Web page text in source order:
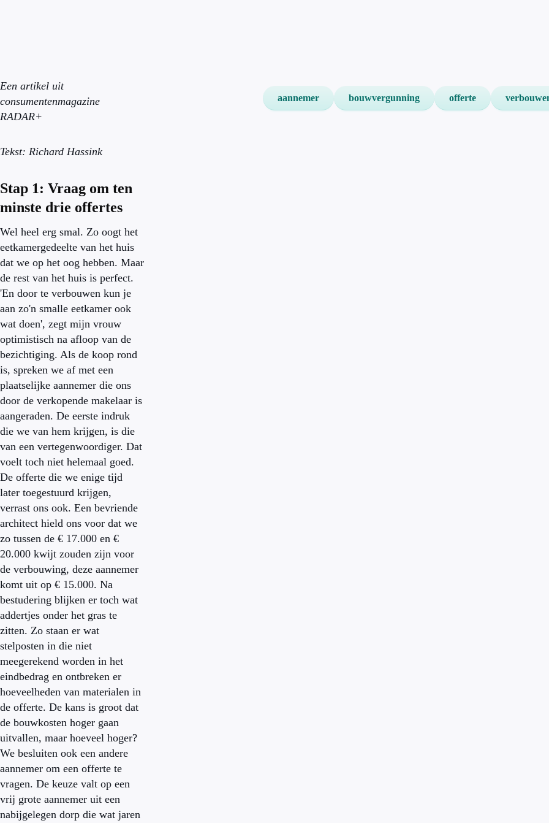
Een artikel uit
consumentenmagazine
RADAR+
Tekst: Richard Hassink
Stap 1: Vraag om ten
minste drie offertes
Wel heel erg smal. Zo oogt het
eetkamergedeelte van het huis
dat we op het oog hebben. Maar
de rest van het huis is perfect.
'En door te verbouwen kun je
aan zo'n smalle eetkamer ook
wat doen', zegt mijn vrouw
optimistisch na afloop van de
bezichtiging. Als de koop rond
is, spreken we af met een
plaatselijke aannemer die ons
door de verkopende makelaar is
aangeraden. De eerste indruk
die we van hem krijgen, is die
van een vertegenwoordiger. Dat
voelt toch niet helemaal goed.
De offerte die we enige tijd
later toegestuurd krijgen,
verrast ons ook. Een bevriende
architect hield ons voor dat we
zo tussen de € 17.000 en €
20.000 kwijt zouden zijn voor
de verbouwing, deze aannemer
komt uit op € 15.000. Na
bestudering blijken er toch wat
addertjes onder het gras te
zitten. Zo staan er wat
stelposten in die niet
meegerekend worden in het
eindbedrag en ontbreken er
hoeveelheden van materialen in
de offerte. De kans is groot dat
de bouwkosten hoger gaan
uitvallen, maar hoeveel hoger?
We besluiten ook een andere
aannemer om een offerte te
vragen. De keuze valt op een
vrij grote aannemer uit een
nabijgelegen dorp die wat jaren
aannemer bouwvergunning offerte